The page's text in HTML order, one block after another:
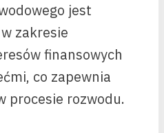
jest
zakresie
finansowych
co zapewnia
procesie rozwodu.